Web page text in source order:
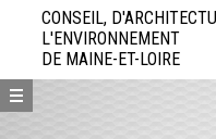
directement
contenu
CONSEIL,
L'ENVIRONNEMENT
DE MAINE-ET-LOIRE